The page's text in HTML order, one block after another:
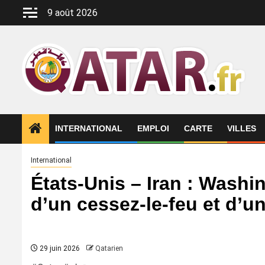
9 août 2026
INTERNATIONAL EMPLOI CARTE VILLES
International
États-Unis – Iran :
d’un cessez-le-feu et
29 juin 2026 Qatarien